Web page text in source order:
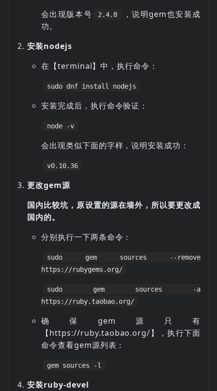
会出现版本号 2.4.8
，说明gem也安装成
功。
安装nodejs
在【terminal】中，执行命令：
sudo dnf install nodejs
安装完成后，执行命令验证：
node -v
会出现类似下面的字样，说明安装成功：
v0.10.36
更改gem源
国内比较坑，原设置的源在墙外，所以要更改成
国内的。
分别执行一下两条命令：
sudo gem sources --remove
https://rubygems.org/
sudo gem sources -a
https://ruby.taobao.org/
确保gem源只有
【https://ruby.taobao.org/】，执行下面
命令查看gem源列表：
gem sources -l
安装ruby-devel